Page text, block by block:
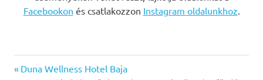
Facebookon és csatlakozzon Instagram oldalunkhoz.
Bejegyzés
Previous
Duna Wellness Hotel Baja